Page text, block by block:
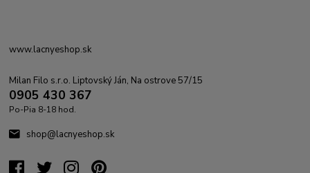
www.lacnyeshop.sk
Milan Filo s.r.o. Liptovský Ján, Na ostrove 57/15
0905 430 367
Po-Pia 8-18 hod.
shop@lacnyeshop.sk